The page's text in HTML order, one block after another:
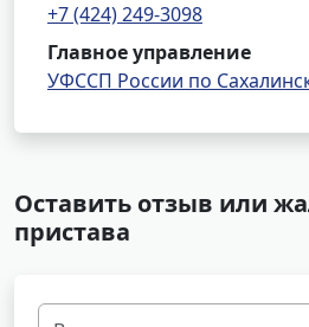
+7 (424) 249-3098
Главное управление
УФССП России по
Оставить отзыв или
пристава